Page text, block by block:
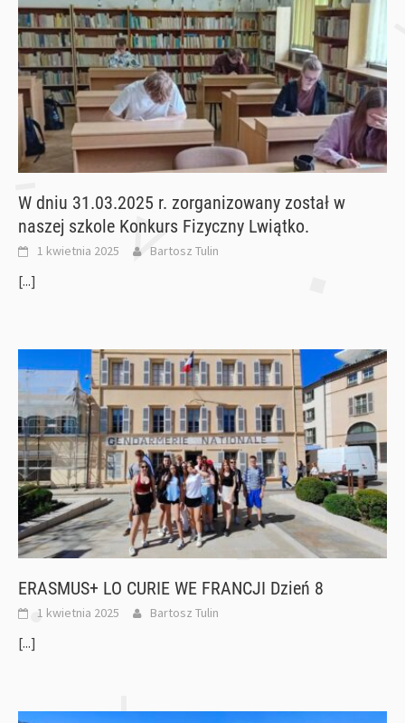
W dniu 31.03.2025 r. zorganizowany został w
naszej szkole Konkurs Fizyczny Lwiątko.
1 kwietnia 2025 Bartosz Tulin
[...]
ERASMUS+ LO CURIE WE FRANCJI Dzień 8
1 kwietnia 2025 Bartosz Tulin
[...]